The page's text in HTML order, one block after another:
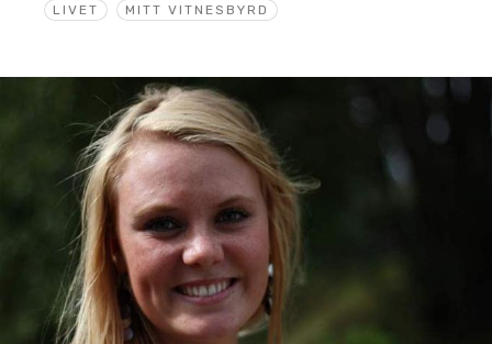
LIVET MITT VITNESBYRD